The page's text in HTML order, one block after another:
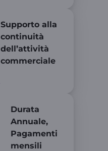
Supporto alla
continuità
dell’attività
commerciale
Durata
Annuale,
Pagamenti
mensili